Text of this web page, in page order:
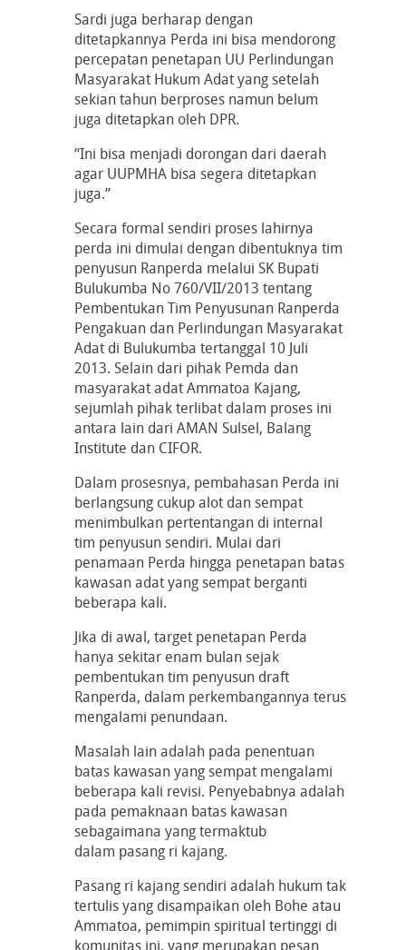
Sardi juga berharap dengan
ditetapkannya Perda ini bisa mendorong
percepatan penetapan UU Perlindungan
Masyarakat Hukum Adat yang setelah
sekian tahun berproses namun belum
juga ditetapkan oleh DPR.
“Ini bisa menjadi dorongan dari daerah
agar UUPMHA bisa segera ditetapkan
juga.”
Secara formal sendiri proses lahirnya
perda ini dimulai dengan dibentuknya tim
penyusun Ranperda melalui SK Bupati
Bulukumba No 760/VII/2013 tentang
Pembentukan Tim Penyusunan Ranperda
Pengakuan dan Perlindungan Masyarakat
Adat di Bulukumba tertanggal 10 Juli
2013. Selain dari pihak Pemda dan
masyarakat adat Ammatoa Kajang,
sejumlah pihak terlibat dalam proses ini
antara lain dari AMAN Sulsel, Balang
Institute dan CIFOR.
Dalam prosesnya, pembahasan Perda ini
berlangsung cukup alot dan sempat
menimbulkan pertentangan di internal
tim penyusun sendiri. Mulai dari
penamaan Perda hingga penetapan batas
kawasan adat yang sempat berganti
beberapa kali.
Jika di awal, target penetapan Perda
hanya sekitar enam bulan sejak
pembentukan tim penyusun draft
Ranperda, dalam perkembangannya terus
mengalami penundaan.
Masalah lain adalah pada penentuan
batas kawasan yang sempat mengalami
beberapa kali revisi. Penyebabnya adalah
pada pemaknaan batas kawasan
sebagaimana yang termaktub
dalam pasang ri kajang.
Pasang ri kajang sendiri adalah hukum tak
tertulis yang disampaikan oleh Bohe atau
Ammatoa, pemimpin spiritual tertinggi di
komunitas ini, yang merupakan pesan